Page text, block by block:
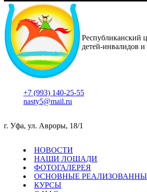
Республиканский
детей-инвалидов
+7 (993) 140-25-55
nasty5@mail.ru
г. Уфа, ул. Авроры, 18/1
НОВОСТИ
НАШИ ЛОШАДИ
ФОТОГАЛЕРЕЯ
ОСНОВНЫЕ
КУРСЫ